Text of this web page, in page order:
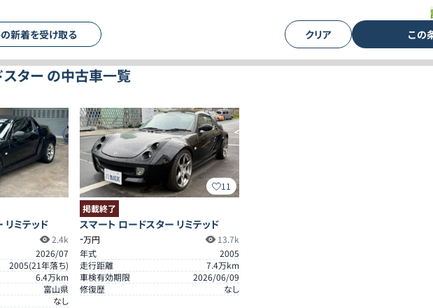
新着を受け取る
クリア この
スター の中古車一覧
リミテッド
2.4k
2026/07
2005(21年落ち)
6.4万km
富山県
なし
11
掲載終了
スマート ロードスター リミテッド
-万円
13.7k
年式
2005
走行距離
7.4万km
車検有効期限
2026/06/09
修復歴
なし